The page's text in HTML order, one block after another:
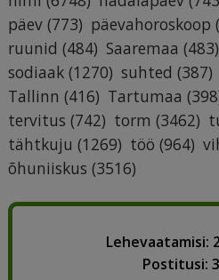
päev (773) päevahoroskoop
ruunid (484) Saaremaa (483)
sodiaak (1270) suhted (387)
Tallinn (416) Tartumaa
tervitus (742) torm (3462)
tähtkuju (1269) töö (964)
õhuniiskus (3516)
Lehevaatamisi:
Postitusi: